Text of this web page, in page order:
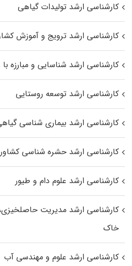
کارشناسی ارشد تولیدات گیاهی
کارشناسی ارشد ترویج و آموزش
کارشناسی ارشد شناسایی و مبارزه
کارشناسی ارشد توسعه روستایی
کارشناسی ارشد بیماری‌ شناسی
کارشناسی ارشد حشره‌ شناسی
کارشناسی ارشد علوم دام و طیور
کارشناسی ارشد مدیریت
خاک
کارشناسی ارشد علوم و مهندسی آب